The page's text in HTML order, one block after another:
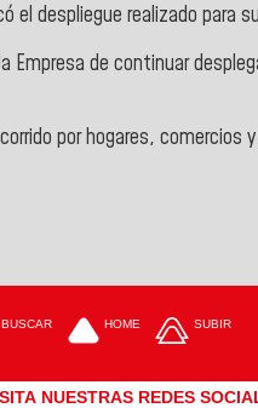
despliegue realizado
de continuar
por hogares, comercios
BUSCAR HOME SUBIR
NUESTRAS REDES